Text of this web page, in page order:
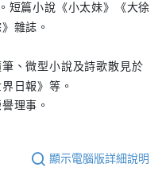
短篇小說《小太妹》《大徐
雜誌。
、微型小說及詩歌散見於
日報》等。
理事。
顯示電腦版詳細說明